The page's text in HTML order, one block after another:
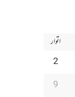
اتوار
2
9